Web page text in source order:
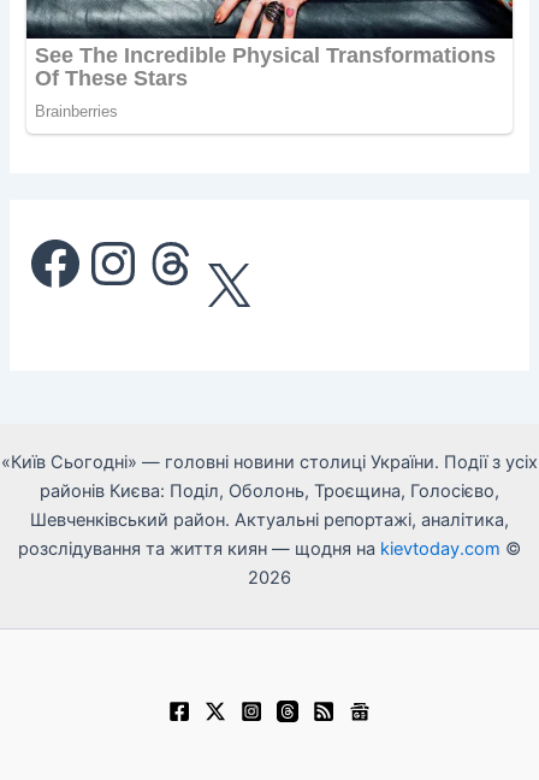
Facebook Instagram Threads X
«Київ Сьогодні» — головні новини столиці України. Події з усіх
районів Києва: Поділ, Оболонь, Троєщина, Голосієво,
Шевченківський район. Актуальні репортажі, аналітика,
розслідування та життя киян — щодня на kievtoday.com ©
2026